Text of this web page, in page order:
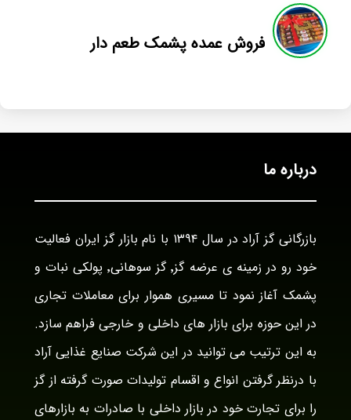
فروش عمده پشمک طعم دار
درباره ما
بازرگانی گز آراد در سال ۱۳۹۴ با نام بازار گز ایران فعالیت
خود رو در زمینه ی عرضه گز٬ گز سوهانی٬ پولکی نبات و
پشمک آغاز نمود تا مسیری هموار برای معاملات تجاری
در این حوزه برای بازار های داخلی و خارجی فراهم سازد.
به این ترتیب می توانید در این شرکت صنایع غذایی آراد
با درنظر گرفتن انواع و اقسام تولیدات صورت گرفته از گز
را برای تجارت خود در بازار داخلی با صادرات به بازارهای